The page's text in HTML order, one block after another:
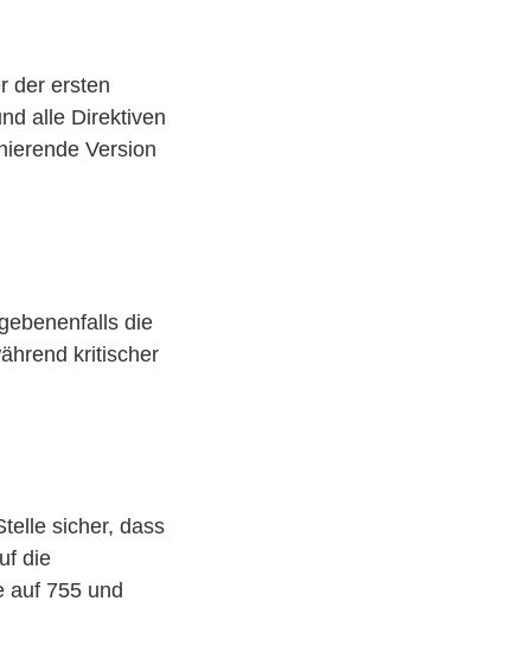
der ersten
alle Direktiven
Version
die
kritischer
sicher, dass
die
auf 755 und